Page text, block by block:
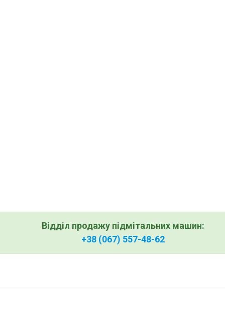
Відділ продажу підмітальних машин:
+38 (067) 557-48-62